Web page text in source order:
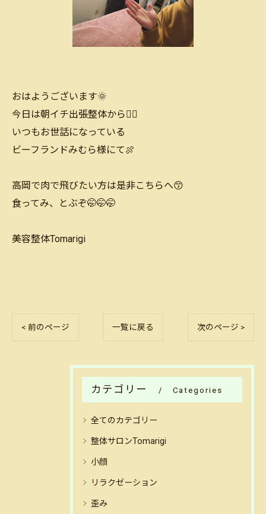
おはようございます🌞
今日は朝イチ出張整体から🙆‍♂️
いつもお世話になっている
ビーフランドみむら様にて🍖
高岡で肉で飛びたい方は是非こちらへ‪😙
食ってみ、とぶぞ🤭🤭🤭
美容整体Tomarigi
< 前のページ 一覧に戻る 次のページ >
カテゴリー Categories
全てのカテゴリー
整体サロンTomarigi
小顔
リラクゼーション
歪み